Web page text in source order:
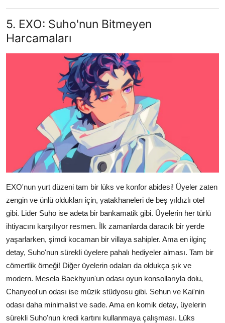
5. EXO: Suho'nun Bitmeyen
Harcamaları
EXO'nun yurt düzeni tam bir lüks ve konfor abidesi! Üyeler zaten
zengin ve ünlü oldukları için, yatakhaneleri de beş yıldızlı otel
gibi. Lider Suho ise adeta bir bankamatik gibi. Üyelerin her türlü
ihtiyacını karşılıyor resmen. İlk zamanlarda daracık bir yerde
yaşarlarken, şimdi kocaman bir villaya sahipler. Ama en ilginç
detay, Suho'nun sürekli üyelere pahalı hediyeler alması. Tam bir
cömertlik örneği! Diğer üyelerin odaları da oldukça şık ve
modern. Mesela Baekhyun'un odası oyun konsollarıyla dolu,
Chanyeol'un odası ise müzik stüdyosu gibi. Sehun ve Kai'nin
odası daha minimalist ve sade. Ama en komik detay, üyelerin
sürekli Suho'nun kredi kartını kullanmaya çalışması. Lüks